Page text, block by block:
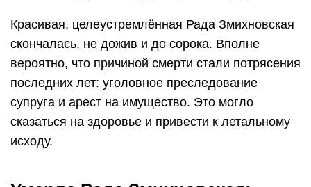
Красивая, целеустремлённая Рада Змихновская
скончалась, не дожив и до сорока. Вполне
вероятно, что причиной смерти стали потрясения
последних лет: уголовное преследование
супруга и арест на имущество. Это могло
сказаться на здоровье и привести к летальному
исходу.